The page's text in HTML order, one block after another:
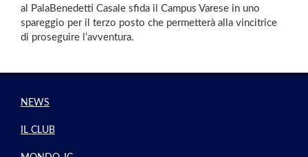
al PalaBenedetti Casale sfida il Campus Varese in uno
spareggio per il terzo posto che permetterà alla vincitrice
di proseguire l’avventura.
NEWS
IL CLUB